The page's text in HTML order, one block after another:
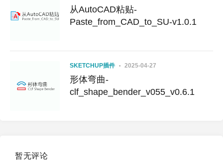
从AutoCAD粘贴-
Paste_from_CAD_to_SU-v1.0.1
SKETCHUP插件 2025-04-27
形体弯曲-
clf_shape_bender_v055_v0.6.1
暂无评论